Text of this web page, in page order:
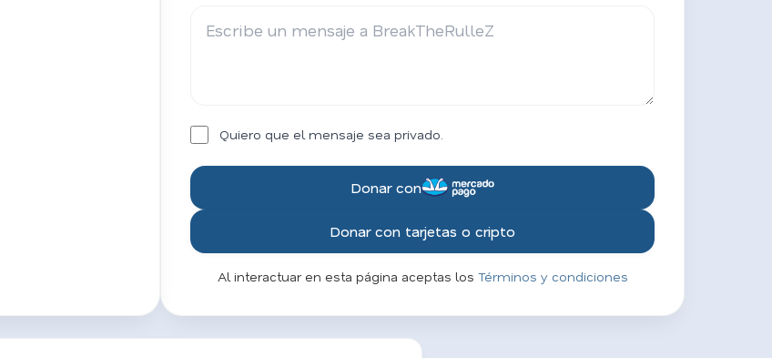
Quiero que el mensaje sea privado.
Donar con
Donar con tarjetas o cripto
Al interactuar en esta página aceptas los Términos y condiciones